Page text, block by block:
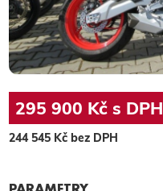
295 900 Kč s DPH
244 545 Kč bez DPH